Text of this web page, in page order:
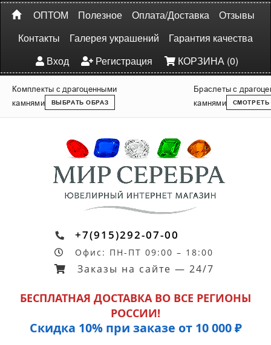
ОПТОМ Полезное Оплата/Доставка
Отзывы
Контакты
Галерея украшений
Гарантия качества
Вход
Регистрация КОРЗИНА (0)
Комплекты с драгоценными
камнями
ВЫБРАТЬ ОБРАЗ
Браслеты с
камнями
СМОТРЕТЬ
+7(915)292-07-00
Офис: ПН-ПТ 09:00 – 18:00
Заказы на сайте — 24/7
БЕСПЛАТНАЯ ДОСТАВКА ВО ВСЕ РЕГИОНЫ
РОССИИ!
Скидка 10% при заказе от 10 000 ₽